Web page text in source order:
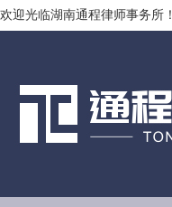
欢迎光临湖南通程律师事务所！